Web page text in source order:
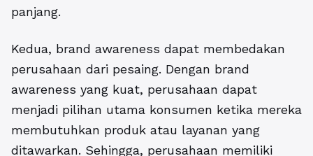
panjang.
Kedua, brand awareness dapat membedakan
perusahaan dari pesaing. Dengan brand
awareness yang kuat, perusahaan dapat
menjadi pilihan utama konsumen ketika mereka
membutuhkan produk atau layanan yang
ditawarkan. Sehingga, perusahaan memiliki